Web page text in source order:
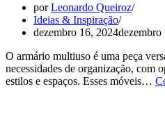
porLeonardo Queiroz
Ideias & Inspiração
dezembro 16, 2024dezembro
O armário multiuso é uma peça
necessidades de organização, com
estilos e espaços. Esses móveis…